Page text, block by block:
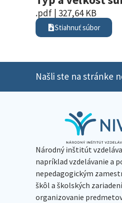
.pdf | 327,64 KB
Stiahnuť súbor
Našli ste na stránke
Národný inštitút
napríklad vzdelávanie a
nepedagogickým
škôl a školských
organizovanie